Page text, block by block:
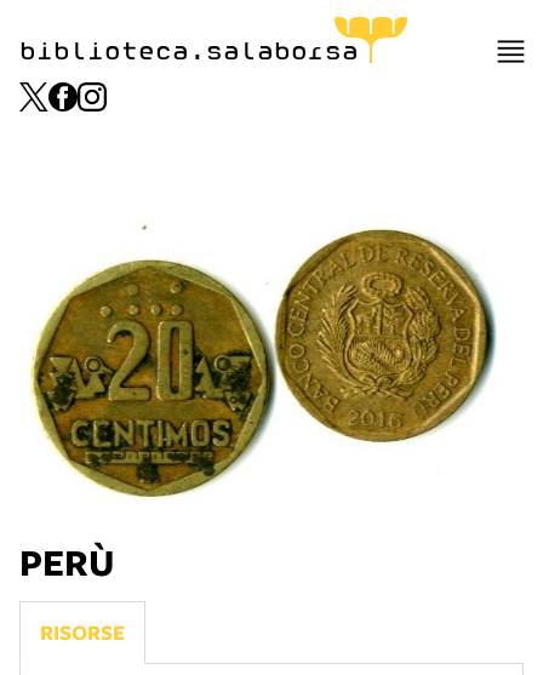
biblioteca.salaborsa
PERÙ
RISORSE